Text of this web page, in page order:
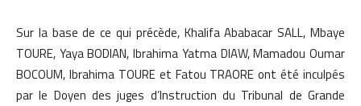
Sur la base de ce qui précède, Khalifa Ababacar SALL, Mbaye
TOURE, Yaya BODIAN, Ibrahima Yatma DIAW, Mamadou Oumar
BOCOUM, Ibrahima TOURE et Fatou TRAORE ont été inculpés
par le Doyen des juges d’Instruction du Tribunal de Grande